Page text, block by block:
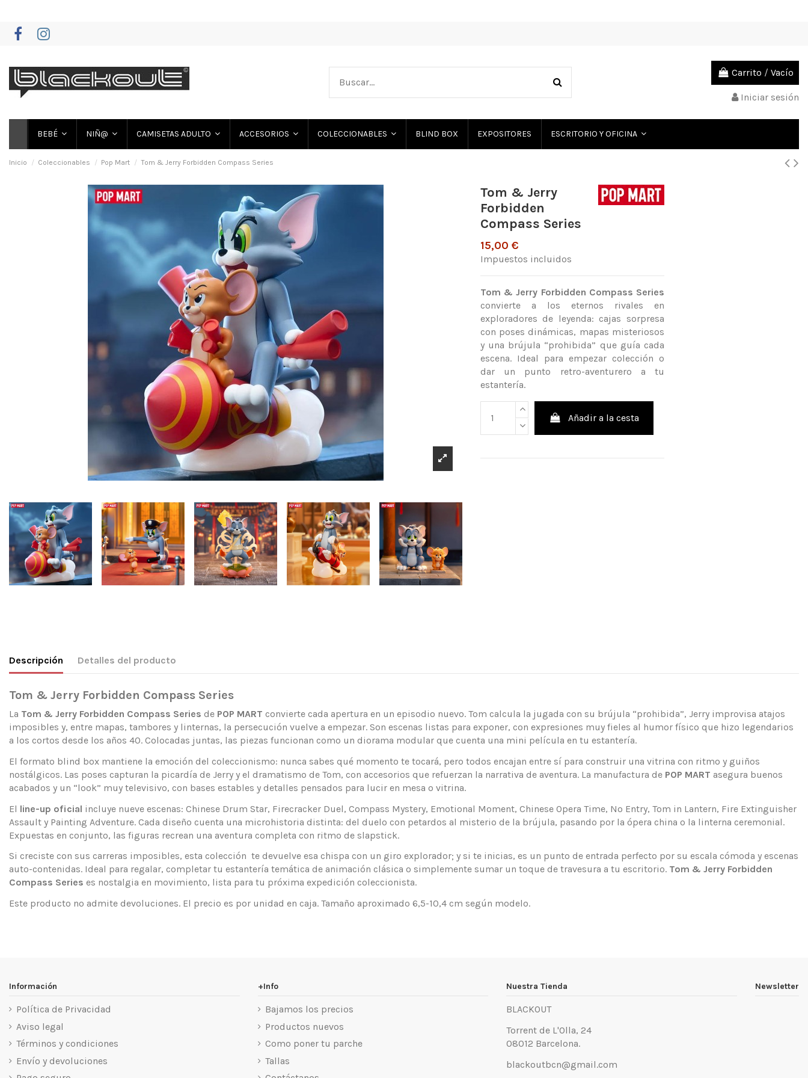
Carrito / Vacío
Iniciar sesión
BEBÉ NIÑ@ CAMISETAS ADULTO ACCESORIOS COLECCIONABLES BLIND BOX EXPOSITORES ESCRITORIO Y OFICINA
Inicio Coleccionables Pop Mart Tom & Jerry Forbidden Compass Series
Tom & Jerry
Forbidden
Compass Series
15,00 €
Impuestos incluidos
Tom & Jerry Forbidden Compass Series
convierte a los eternos rivales en
exploradores de leyenda: cajas sorpresa
con poses dinámicas, mapas misteriosos
y una brújula “prohibida” que guía cada
escena. Ideal para empezar colección o
dar un punto retro-aventurero a tu
estantería.
Añadir a la cesta
Descripción Detalles del producto
Tom & Jerry Forbidden Compass Series
La Tom & Jerry Forbidden Compass Series de POP MART convierte cada apertura en un episodio nuevo. Tom calcula la jugada con su brújula “prohibida”, Jerry improvisa atajos
imposibles y, entre mapas, tambores y linternas, la persecución vuelve a empezar. Son escenas listas para exponer, con expresiones muy fieles al humor físico que hizo legendarios
a los cortos desde los años 40. Colocadas juntas, las piezas funcionan como un diorama modular que cuenta una mini película en tu estantería.
El formato blind box mantiene la emoción del coleccionismo: nunca sabes qué momento te tocará, pero todos encajan entre sí para construir una vitrina con ritmo y guiños
nostálgicos. Las poses capturan la picardía de Jerry y el dramatismo de Tom, con accesorios que refuerzan la narrativa de aventura. La manufactura de POP MART asegura buenos
acabados y un “look” muy televisivo, con bases estables y detalles pensados para lucir en mesa o vitrina.
El line-up oficial incluye nueve escenas: Chinese Drum Star, Firecracker Duel, Compass Mystery, Emotional Moment, Chinese Opera Time, No Entry, Tom in Lantern, Fire Extinguisher
Assault y Painting Adventure. Cada diseño cuenta una microhistoria distinta: del duelo con petardos al misterio de la brújula, pasando por la ópera china o la linterna ceremonial.
Expuestas en conjunto, las figuras recrean una aventura completa con ritmo de slapstick.
Si creciste con sus carreras imposibles, esta colección te devuelve esa chispa con un giro explorador; y si te inicias, es un punto de entrada perfecto por su escala cómoda y escenas
auto-contenidas. Ideal para regalar, completar tu estantería temática de animación clásica o simplemente sumar un toque de travesura a tu escritorio. Tom & Jerry Forbidden
Compass Series es nostalgia en movimiento, lista para tu próxima expedición coleccionista.
Este producto no admite devoluciones. El precio es por unidad en caja. Tamaño aproximado 6,5-10,4 cm según modelo.
Información
Política de Privacidad
Aviso legal
Términos y condiciones
Envío y devoluciones
+Info
Bajamos los precios
Productos nuevos
Como poner tu parche
Tallas
Nuestra Tienda
BLACKOUT
Torrent de L'Olla, 24
08012 Barcelona.
blackoutbcn@gmail.com
Newsletter